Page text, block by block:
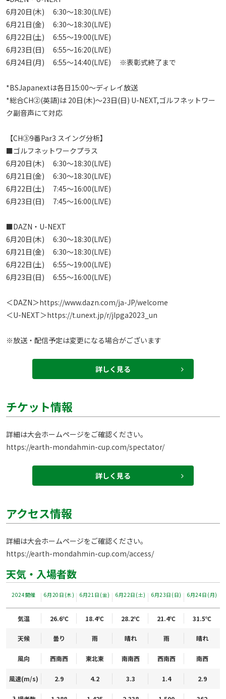
6月20日(木)　 6:30～18:30(LIVE)
6月21日(金)　 6:30～18:30(LIVE)
6月22日(土)　 6:55～19:00(LIVE)
6月23日(日)　 6:55～16:20(LIVE)
6月24日(月)　 6:55～14:40(LIVE) 　※表彰式終了まで
*BSJapanextは各日15:00～ディレイ放送
*総合CH②(英語)は 20日(木)～23日(日) U-NEXT,ゴルフネットワー
ク副音声にて対応
【CH③9番Par3 スイング分析】
■ゴルフネットワークプラス
6月20日(木)　 6:30～18:30(LIVE)
6月21日(金)　 6:30～18:30(LIVE)
6月22日(土)　 7:45～16:00(LIVE)
6月23日(日)　 7:45～16:00(LIVE)
■DAZN・U-NEXT
6月20日(木)　 6:30～18:30(LIVE)
6月21日(金)　 6:30～18:30(LIVE)
6月22日(土)　 6:55～19:00(LIVE)
6月23日(日)　 6:55～16:00(LIVE)
＜DAZN＞https://www.dazn.com/ja-JP/welcome
＜U-NEXT＞https://t.unext.jp/r/jlpga2023_un
※放送・配信予定は変更になる場合がございます
詳しく見る
チケット情報
https://earth-mondahmin-cup.com/spectator/
詳しく見る
アクセス情報
https://earth-mondahmin-cup.com/access/
天気・入場者数
2024開催 6月20日(木) 6月21日(金) 6月22日(土) 6月23日(日) 6月24日(月)
気温 26.6℃ 18.4℃ 28.2℃ 21.4℃ 31.5℃
天候 曇り 雨 晴れ 雨 晴れ
風向 西南西 東北東 南南西 西南西 南西
風速(m/s) 2.9 4.2 3.3 1.4 2.9